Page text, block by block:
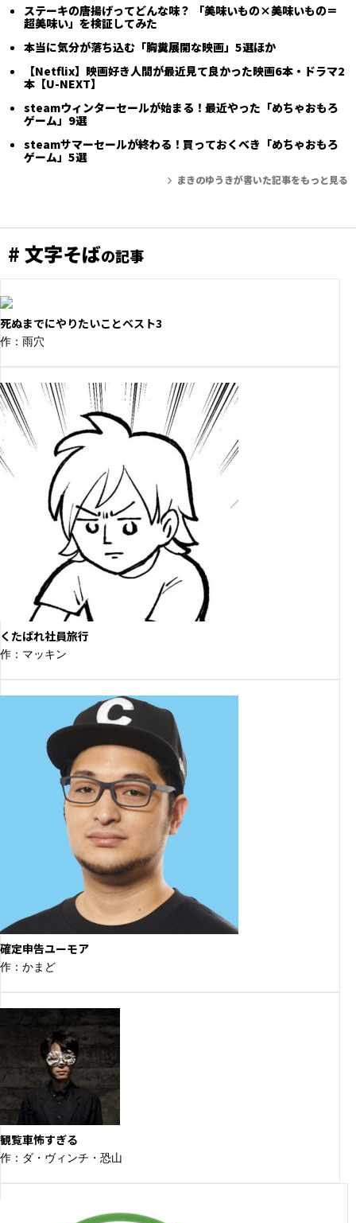
ステーキの唐揚げってどんな味？ 「美味いもの×美味いもの＝
超美味い」を検証してみた
本当に気分が落ち込む「胸糞展開な映画」5選ほか
【Netflix】映画好き人間が最近見て良かった映画6本・ドラマ2
本【U-NEXT】
steamウィンターセールが始まる！最近やった「めちゃおもろ
ゲーム」9選
steamサマーセールが終わる！買っておくべき「めちゃおもろ
ゲーム」5選
まきのゆうきが書いた記事をもっと見る
# 文字そばの記事
死ぬまでにやりたいことベスト3
作：雨穴
くたばれ社員旅行
作：マッキン
確定申告ユーモア
作：かまど
観覧車怖すぎる
作：ダ・ヴィンチ・恐山